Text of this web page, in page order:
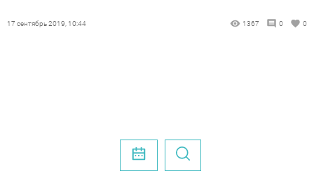
17 сентябрь 2019, 10:44 1367 0 0